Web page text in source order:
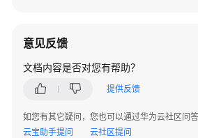
式
_V2.0-
开
发
意见反馈
文档内容是否对您有帮助？
提供反馈
如您有其它疑问，您也可以通过华为云社区问
云宝助手提问
云社区提问